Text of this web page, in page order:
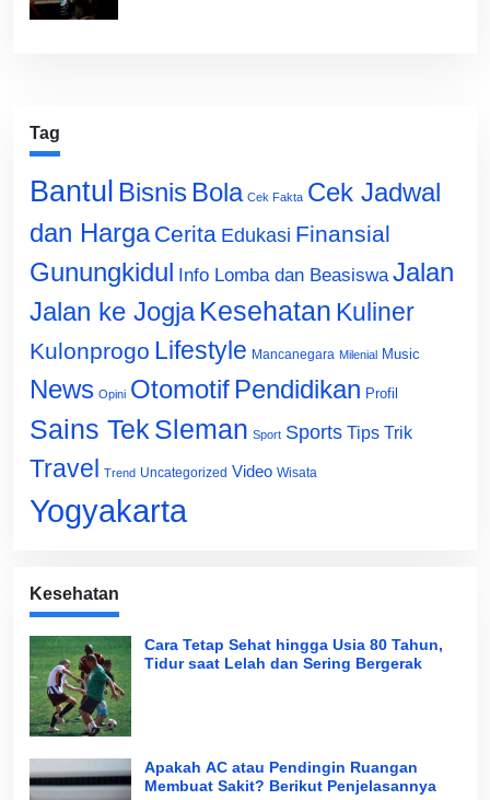
Tag
Bantul Bisnis Bola Cek Fakta Cek Jadwal
dan Harga Cerita Edukasi Finansial
Gunungkidul Info Lomba dan Beasiswa Jalan
Jalan ke Jogja Kesehatan Kuliner
Kulonprogo Lifestyle Mancanegara Milenial Music
News Opini Otomotif Pendidikan Profil
Sains Tek Sleman Sport Sports Tips Trik
Travel Trend Uncategorized Video Wisata
Yogyakarta
Kesehatan
Cara Tetap Sehat hingga Usia 80 Tahun,
Tidur saat Lelah dan Sering Bergerak
Apakah AC atau Pendingin Ruangan
Membuat Sakit? Berikut Penjelasannya